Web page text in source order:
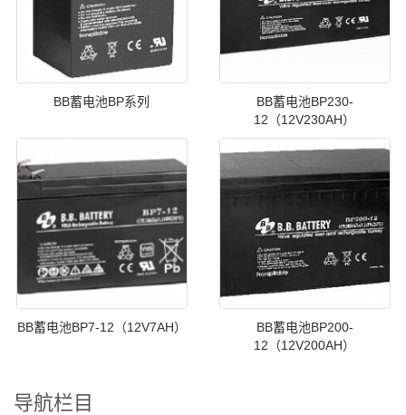
BB蓄电池BP系列
BB蓄电池BP230-
12（12V230AH）
BB蓄电池BP7-12（12V7AH）
BB蓄电池BP200-
12（12V200AH）
导航栏目